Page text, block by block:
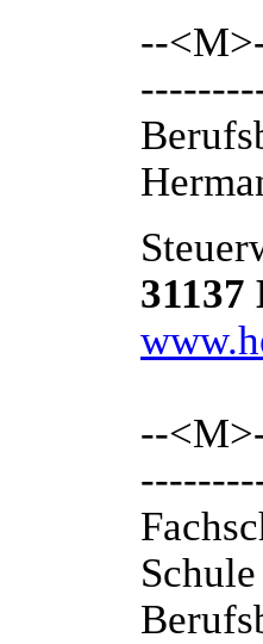
--
31137
--
Schule